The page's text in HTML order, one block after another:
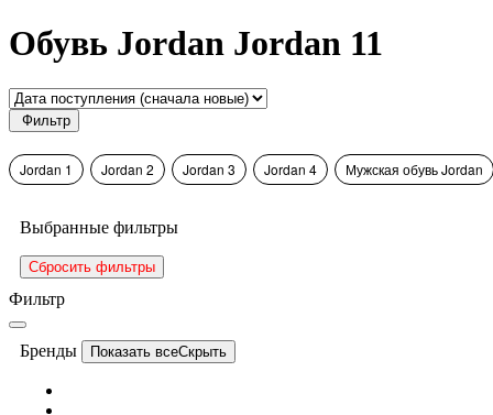
Обувь Jordan Jordan 11
Фильтр
Jordan 1 Jordan 2 Jordan 3 Jordan 4 Мужская обувь Jordan
Выбранные фильтры
Сбросить фильтры
Фильтр
Бренды Показать всеСкрыть